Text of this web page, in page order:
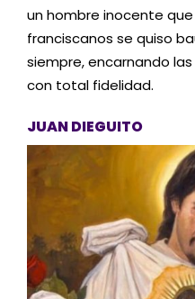
un hombre inocente
franciscanos se quiso
siempre, encarnando
con total fidelidad.
JUAN DIEGUITO